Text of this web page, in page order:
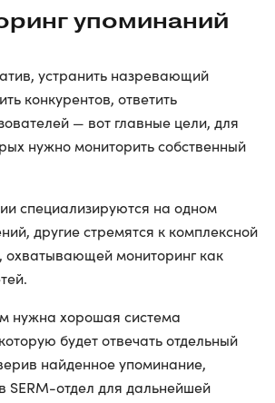
упоминаний
устранить назревающий
конкурентов, ответить
— вот главные цели, для
нужно мониторить собственный
специализируются на одном
другие стремятся к комплексной
охватывающей мониторинг как
нужна хорошая система
будет отвечать отдельный
найденное упоминание,
SERM-отдел для дальнейшей